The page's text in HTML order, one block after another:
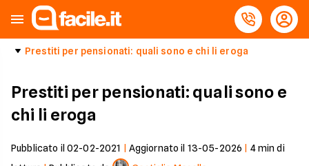
Prestiti per pensionati: quali sono e chi li eroga
Prestiti per pensionati: quali sono e
chi li eroga
Pubblicato il 02-02-2021 Aggiornato il 13-05-2026 4min di